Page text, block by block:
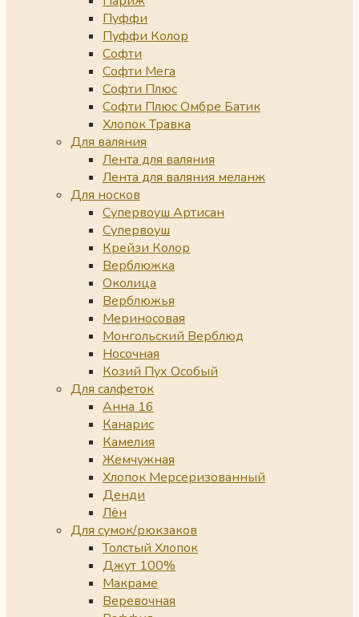
Пуффи
Пуффи Колор
Софти
Софти Мега
Софти Плюс
Софти Плюс Омбре Батик
Хлопок Травка
Для валяния
Лента для валяния
Лента для валяния меланж
Для носков
Супервоуш Артисан
Супервоуш
Крейзи Колор
Верблюжка
Околица
Верблюжья
Мериносовая
Монгольский Верблюд
Носочная
Козий Пух Особый
Для салфеток
Анна 16
Канарис
Камелия
Жемчужная
Хлопок Мерсеризованный
Денди
Лён
Для сумок/рюкзаков
Толстый Хлопок
Джут 100%
Макраме
Веревочная